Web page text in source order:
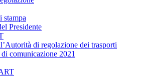
stampa
Presidente
di regolazione dei trasporti
comunicazione 2021